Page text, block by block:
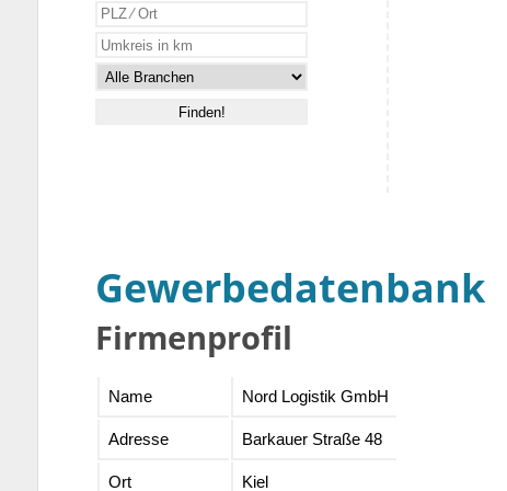
Gewerbedatenbank
Firmenprofil
Name Nord Logistik GmbH
Adresse Barkauer Straße 48
Ort Kiel